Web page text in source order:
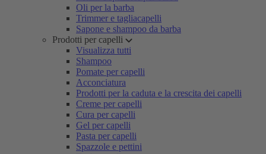
Oli per la barba
Trimmer e tagliacapelli
Sapone e shampoo da barba
Prodotti per capelli
Visualizza tutti
Shampoo
Pomate per capelli
Acconciatura
Prodotti per la caduta e la crescita dei capelli
Creme per capelli
Cura per capelli
Gel per capelli
Pasta per capelli
Spazzole e pettini